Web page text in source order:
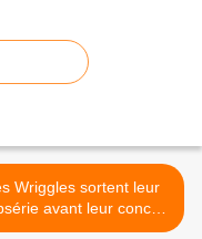
Wriggles sortent leur
avant leur concert
au Bataclan le 16/11/2024 >